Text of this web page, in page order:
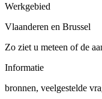
Werkgebied
Vlaanderen en Brussel
Zo ziet u meteen of de
Informatie
bronnen, veelgestelde